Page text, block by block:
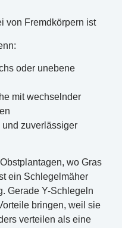
von Fremdkörpern ist
oder unebene
mit wechselnder
zuverlässiger
wo Gras
ein Schlegelmäher
Gerade Y-Schlegeln
bringen, weil sie
verteilen als eine